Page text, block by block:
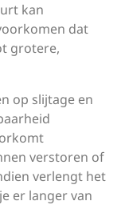
kan
dat
grotere,
op slijtage en
verstoren of
verlengt het
er langer van